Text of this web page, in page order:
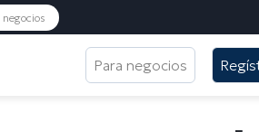
negocios
Para negocios